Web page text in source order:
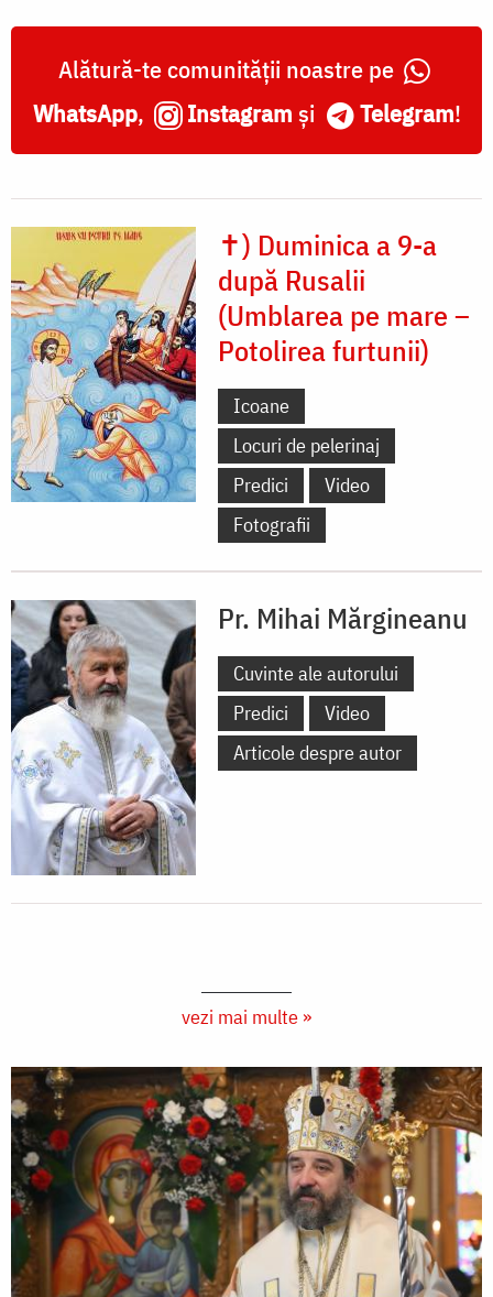
Alătură-te comunității noastre pe
WhatsApp, Instagram și Telegram!
✝) Duminica a 9-a
după Rusalii
(Umblarea pe mare –
Potolirea furtunii)
Icoane
Locuri de pelerinaj
Predici
Video
Fotografii
Pr. Mihai Mărgineanu
Cuvinte ale autorului
Predici
Video
Articole despre autor
vezi mai multe »